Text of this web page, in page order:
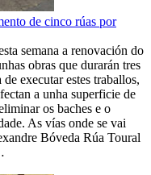
de cinco rúas por
semana a renovación do
obras que durarán tres
executar estes traballos,
a unha superficie de
os baches e o
As vías onde se vai
Bóveda Rúa Toural